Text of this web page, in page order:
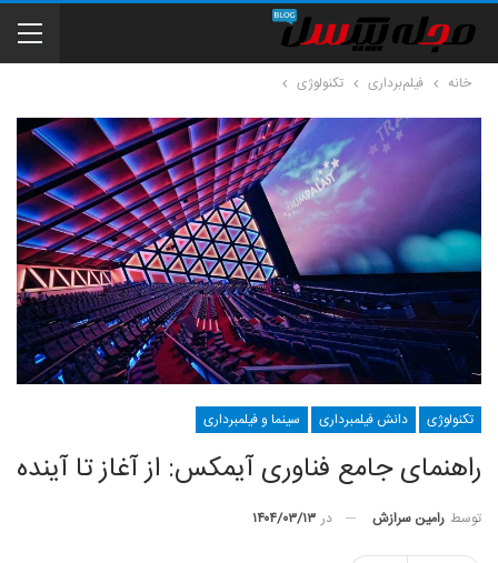
خانه فیلم‌برداری تکنولوژی
تکنولوژی دانش فیلمبرداری سینما و فیلمبرداری
راهنمای جامع فناوری آیمکس: از آغاز تا آینده
توسط رامین سرازش در ۱۴۰۴/۰۳/۱۳